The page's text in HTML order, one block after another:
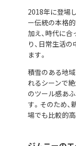
2018年に登場
ー伝統の本格
加え、時代に
り、日常生活
ます。
積雪のある地
れるシーンで
のツール感あ
す。そのため、
場でも比較的